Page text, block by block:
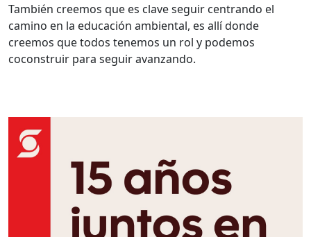
También creemos que es clave seguir centrando el
camino en la educación ambiental, es allí donde
creemos que todos tenemos un rol y podemos
coconstruir para seguir avanzando.